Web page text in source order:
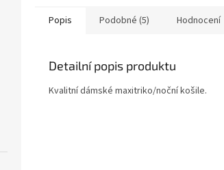
Popis Podobné (5) Hodnocení
Detailní popis produktu
Kvalitní dámské maxitriko/noční košile.